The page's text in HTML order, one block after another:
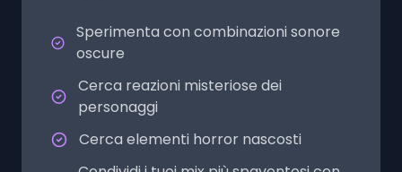
Sperimenta con combinazioni sonore
oscure
Cerca reazioni misteriose dei
personaggi
Cerca elementi horror nascosti